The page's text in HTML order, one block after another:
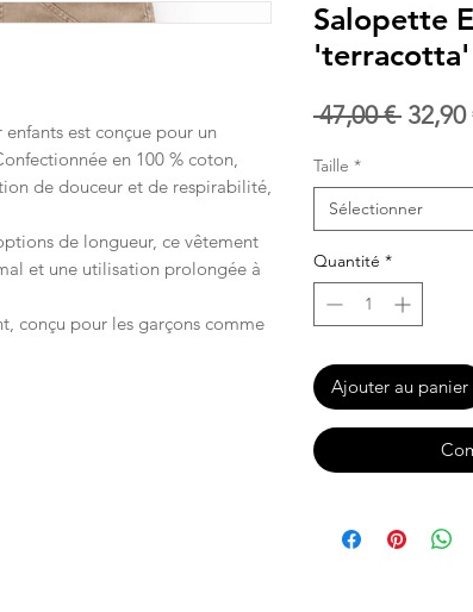
est conçue pour un
en 100 % coton,
de douceur et de respirabilité,
de longueur, ce vêtement
et une utilisation prolongée à
conçu pour les garçons comme
Salopette
'terracotta'
47,00 € Prix
32,90
Taille *
Sélectionner
Quantité *
Ajouter au panier